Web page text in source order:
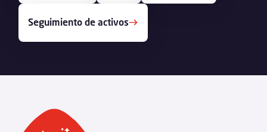
Seguimiento de activos